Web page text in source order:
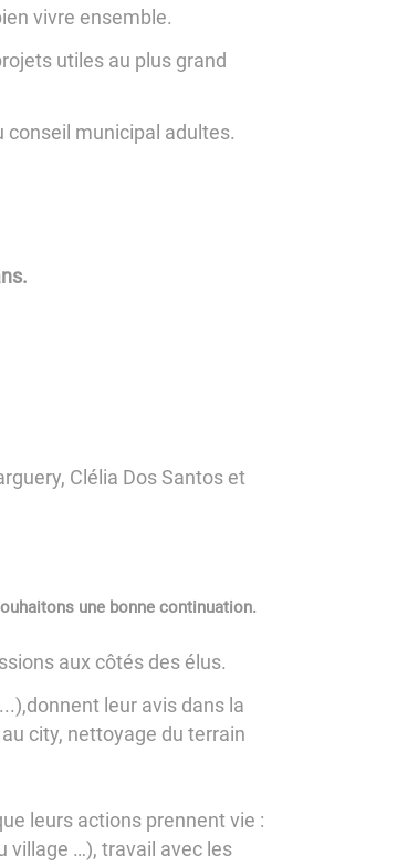
vivre ensemble.
utiles au plus grand
conseil municipal adultes.
Clélia Dos Santos et
une bonne continuation.
aux côtés des élus.
leur avis dans la
city, nettoyage du terrain
leurs actions prennent vie :
village …), travail avec les